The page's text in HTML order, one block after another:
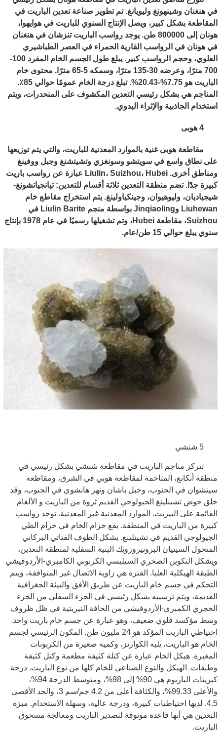
في هنغنان وشينهونغ وليويانغ. تم تطوير صناعة تعدين الباريت في
المقاطعة بشكل كبير، ويصل الإنتاج السنوي للباريت في هوايهوا،
هونان إلى 800000 طن. يوجد رواسب الباريت تنزشان في هنغنان
في هونان في الرواسب القارية الحمراء في العصر الطباشيري
العلوي، وحجم الرواسب كبير. يبلغ طول الجسم الخام المفرد 100-
700 مترًا، وعرضه 30-135 مترًا، وسمكه 5-65 مترًا. محتوى خام
الباريت هو 7.75%-20.43%. تبلغ درجة الخام عمومًا حوالي 85٪.
المناجم هي بشكل رئيسي التعدين المكشوف على المنحدرات، ويتم
استخدام الجاذبية والإثراء اليدوي.
4 هوبى
مقاطعة هوبى غنية بالموارد المعدنية للباريت، والتي يتم توزيعها
على نطاق واسع في سويتشو وسونغزي وتشيتشنغ وجبل ووفينغ
ومناطق أخرى. Liulin، Suizhou، Hubei عبارة عن رواسب باريت
كبيرة جدًا. تضم منطقة التعدين ثلاثة أقسام للتعدين: تيانجياتشونغ-
شيجياديان، وليوهيوان، وجينكياولينغ. يتم استخراج مقاطع خام
Liuhewan وJinqiaoling بواسطة منجم Liulin Barite في
Suizhou، مقاطعة Hubei، وتم تشغيلها رسميًا في عام 1978 بإنتاج
سنوي يبلغ حوالي 15 طن/عام.
5 شنشي
تتركز مناجم الباريت في مقاطعة شنشي بشكل رئيسي في
منطقة أنكانغ، المتاخمة لمقاطعة هوبي في الشرق، ومقاطعة
سيتشوان في الجنوب، وجبل باشان ونهر هانشوي في الجنوب، وقد
خلق حوض تشينلينغ الجيولوجي القديم ثروة من الباريت و الألغام
القائمة على البيريت. الموارد المعدنية غير المعدنية. توجد رواسب
كبيرة من الباريت في المنطقة. يقع حزام الخام في حزام الطي
الجيولوجي القديم في تشينلينغ. يشكل الطوف الفتاتي البركاني
المتحول السينيان البروتيروزويك البنية السفلية لمنطقة التعدين،
ويشكل التكوين الصخري السيليسي الكربوني الكامبري-الأردوفيشي
الطبقة الهيكلية العليا. الفترة هي زاوية الاتصال غير المتوافقة، ويتم
التحكم في جسم خام الباريت عن طريق الأفق والبيئة الجغرافية
القديمة، ويتم ترسيبه بشكل رئيسي في الجزء السفلي من الجزء
الحجري الكمبري-الأردوفيشي من الحافة النيريتية في ظل ظروف
وسط مؤكسد قلوي ضعيف، وهو عبارة عن جسم خام باريت واحد.
احتياطي الباريت المؤكد هو 24 مليون طن. المكون الرئيسي لجسم
الخام هو الباريت، يليه الكوارتز، وكمية صغيرة من الكربونات
المغبرة. هيكل الخام عبارة عن كتلة كثيفة مطعمة وكتل كثيفة
وطبقات. الهيكل والنوع الصناعي للخام كلها من نوع الباريت. درجة
كبريتات الباريوم هي 90% إلى 98%، ومتوسط ​​الدرجة 94%،
والأعلى 99.33%، والكثافة أعلى من 4.2 جم/سم 3، والحد الأقصى
4.5. لديها احتياطيات كبيرة، ودرجة عالية، وسهلة الاستخدام. ميزة
التعدين هي أنها قاعدة موثوقة لتصدير الباريت ومعالجة مسحوق
الباريت.